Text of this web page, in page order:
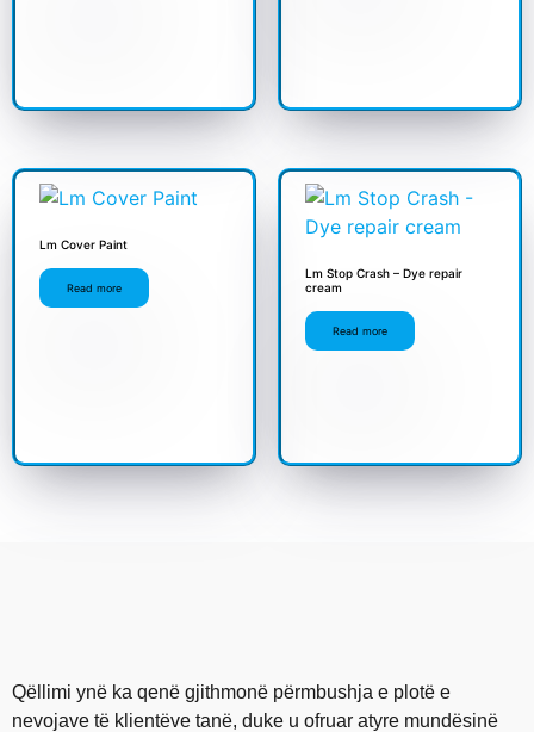
Lm Cover Paint
Read more
Lm Stop Crash – Dye repair
cream
Read more
Qëllimi ynë ka qenë gjithmonë përmbushja e plotë e
nevojave të klientëve tanë, duke u ofruar atyre mundësinë